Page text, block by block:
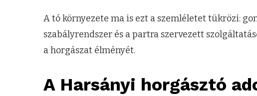
A tó környezete ma is ezt a szemléletet tükrözi:
szabályrendszer és a partra szervezett
a horgászat élményét.
A Harsányi horgásztó